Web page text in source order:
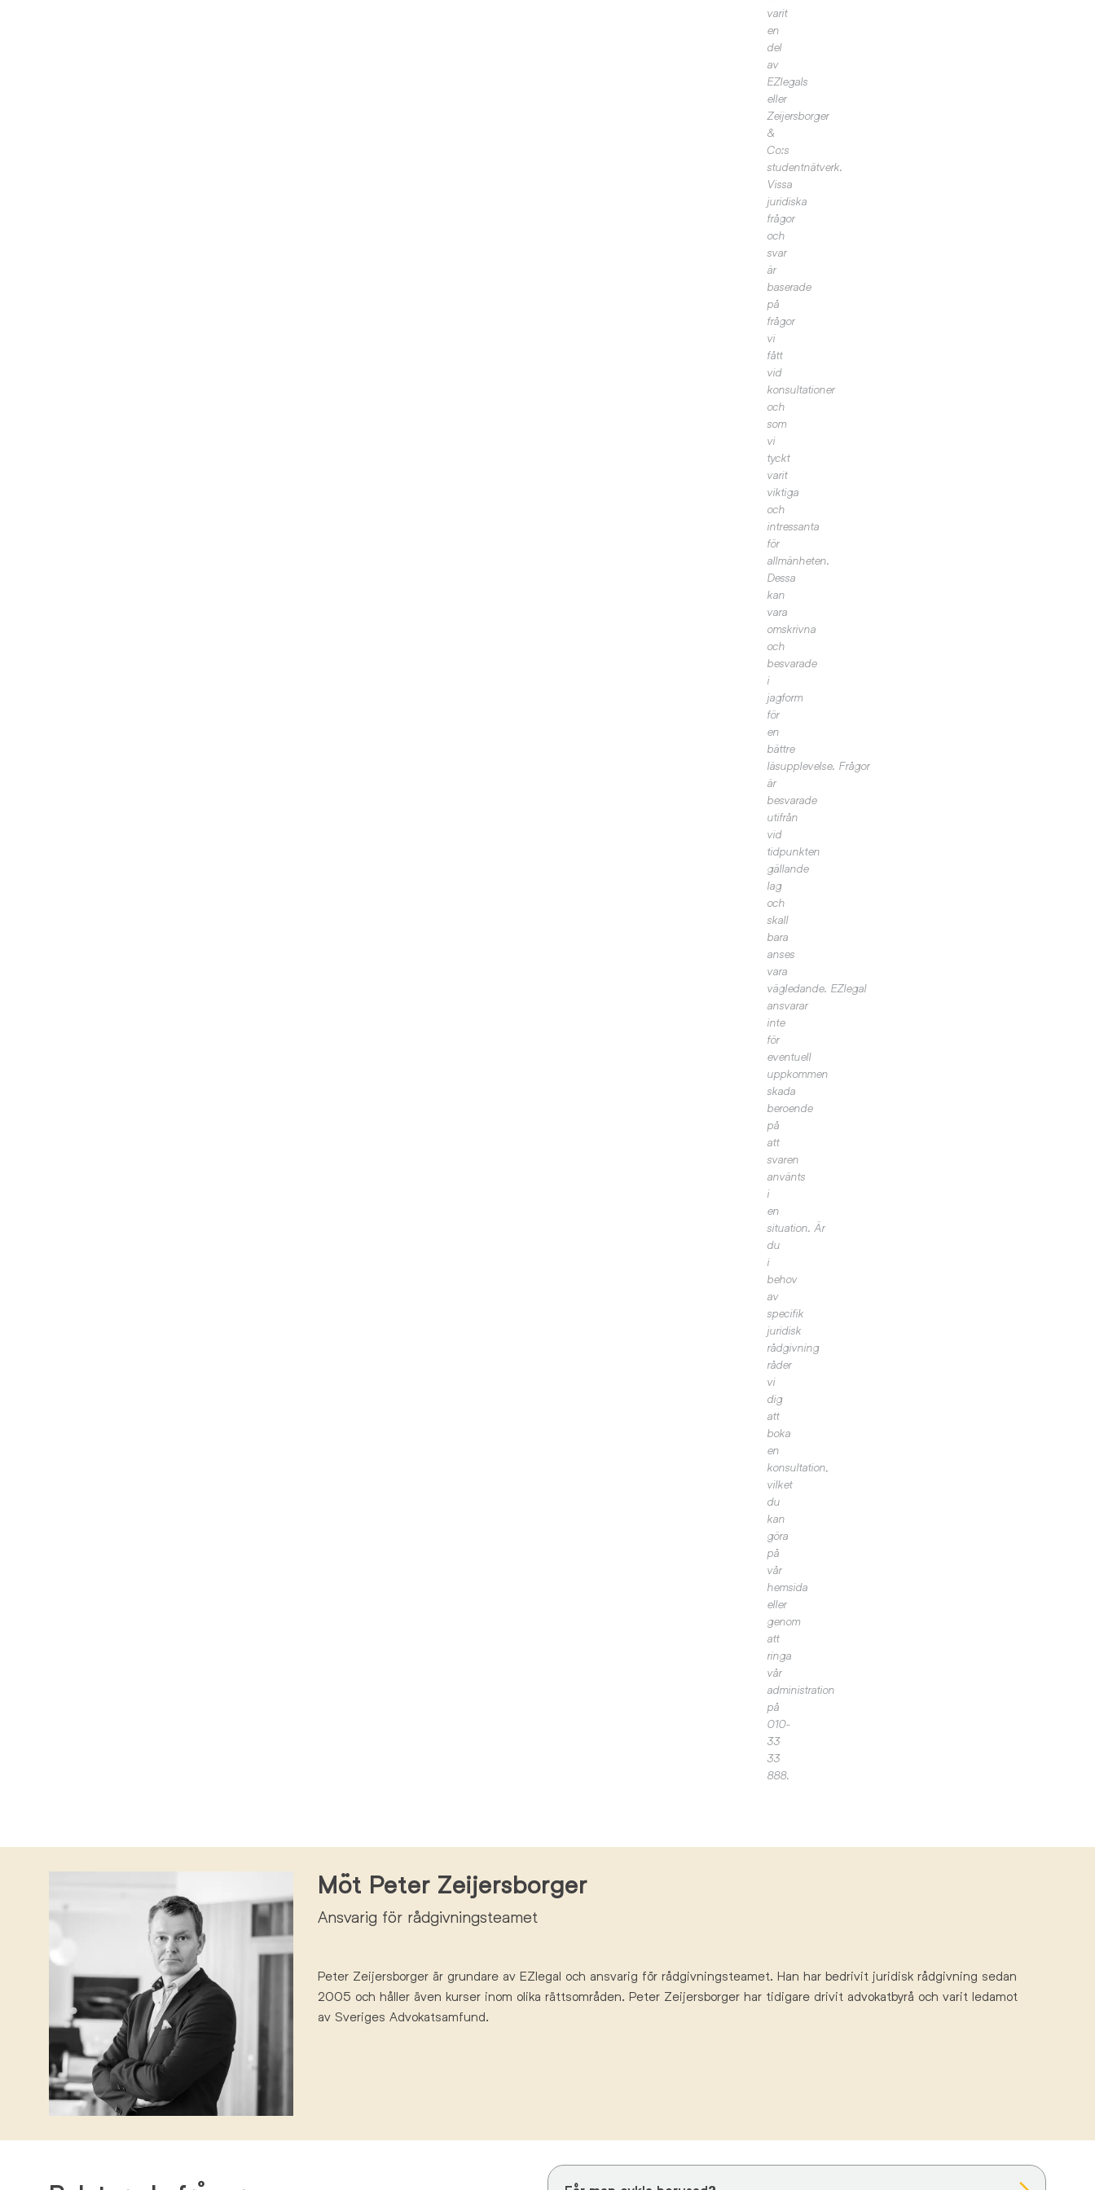
varit
en
del
av
EZlegals
eller
Zeijersborger
&
Co:s
studentnätverk.
Vissa
juridiska
frågor
och
svar
är
baserade
på
frågor
vi
fått
vid
konsultationer
och
som
vi
tyckt
varit
viktiga
och
intressanta
för
allmänheten.
Dessa
kan
vara
omskrivna
och
besvarade
i
jagform
för
en
bättre
läsupplevelse. Frågor
är
besvarade
utifrån
vid
tidpunkten
gällande
lag
och
skall
bara
anses
vara
vägledande. EZlegal
ansvarar
inte
för
eventuell
uppkommen
skada
beroende
på
att
svaren
använts
i
en
situation. Är
du
i
behov
av
specifik
juridisk
rådgivning
råder
vi
dig
att
boka
en
konsultation,
vilket
du
kan
göra
på
vår
hemsida
eller
genom
att
ringa
vår
administration
på
010-
33
33
888.
Möt Peter Zeijersborger
Ansvarig för rådgivningsteamet
Peter Zeijersborger är grundare av EZlegal och ansvarig för rådgivningsteamet. Han har bedrivit juridisk rådgivning sedan
2005 och håller även kurser inom olika rättsområden. Peter Zeijersborger har tidigare drivit advokatbyrå och varit ledamot
av Sveriges Advokatsamfund.